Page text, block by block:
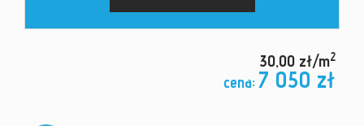
30,00 zł/m2
cena: 7 050 zł